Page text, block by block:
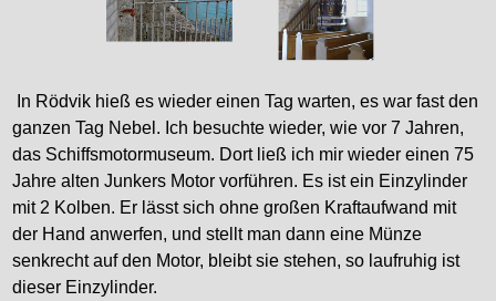
In Rödvik hieß es wieder einen Tag warten, es war fast den
ganzen Tag Nebel. Ich besuchte wieder, wie vor 7 Jahren,
das Schiffsmotormuseum. Dort ließ ich mir wieder einen 75
Jahre alten Junkers Motor vorführen. Es ist ein Einzylinder
mit 2 Kolben. Er lässt sich ohne großen Kraftaufwand mit
der Hand anwerfen, und stellt man dann eine Münze
senkrecht auf den Motor, bleibt sie stehen, so laufruhig ist
dieser Einzylinder.